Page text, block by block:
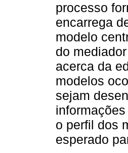
processo
encarrega
modelo
do
acerca da
modelos
sejam
o perfil dos
esperado